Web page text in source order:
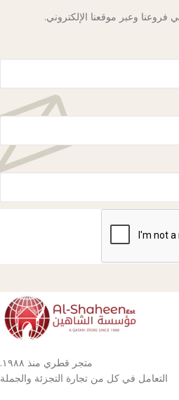
وعبر موقعنا الإلكتروني.
متجر قطري منذ ١٩٨٨.
التعامل في كل من تجارة التجزئة والجملة